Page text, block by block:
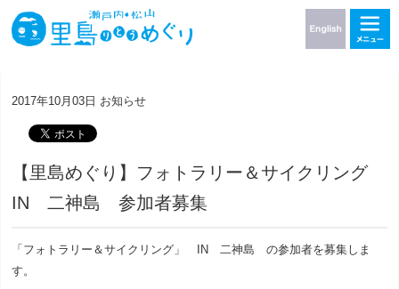
2017年10月03日 お知らせ
【里島めぐり】フォトラリー＆サイクリング
IN 二神島 参加者募集
「フォトラリー＆サイクリング」 IN 二神島 の参加者を募集しま
す。